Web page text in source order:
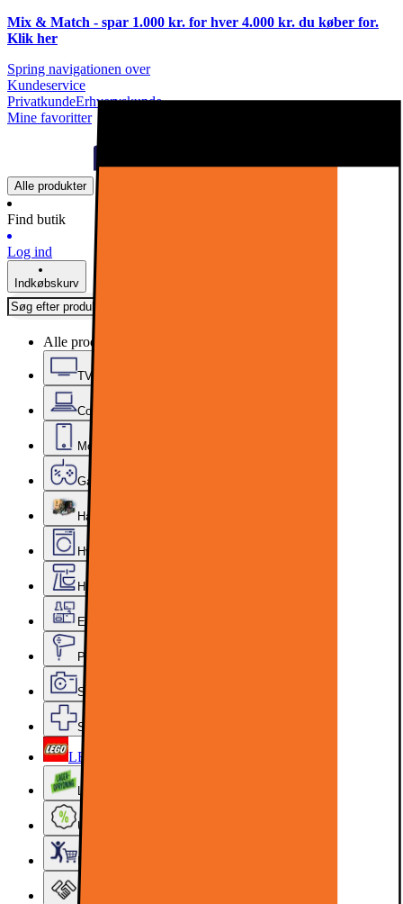
Mix & Match - spar 1.000 kr. for hver 4.000 kr. du køber for.
Klik her
Spring navigationen over
Kundeservice
PrivatkundeErhvervskunde
Mine favoritter
Alle produkter
Find butik
Log ind
Indkøbskurv
Alle produkter
TV, Lyd & Smart Home
Computer & Kontor
Mobil, Tablet & Smartwatch
Gaming
Hardware
Hvidevarer
Hjem, Rengøring & Køkkenudstyr
Epoq køkken & bryggers
Personlig pleje, Skønhed & Velvære
Sport, Fritid & Hobby
Services & tilbehør
LEGO
Lageroprydning
Ugens tilbud - og andre gode priser
Elgigantens Kundeklub
Elgiganten Erhverv